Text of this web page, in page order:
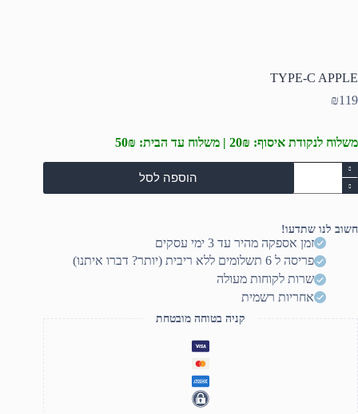
TYPE-C APPLE
₪119
משלוח לנקודת איסוף: 20₪ | משלוח עד הבית: 50₪
כמות
של
TYPE-
APPLE
הוספה לסל
חשוב לנו שתדעו!
זמן אספקה מהיר עד 3 ימי עסקים
פריסה ל 6 תשלומים ללא ריבית (יותר? דברו איתנו)
שרות לקוחות מעולה
אחריות רשמית
קניה בטוחה מובטחת